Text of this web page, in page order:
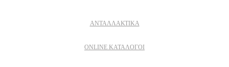
ΑΝΤΑΛΛΑΚΤΙΚΑ
ONLINE ΚΑΤΑΛΟΓΟΙ